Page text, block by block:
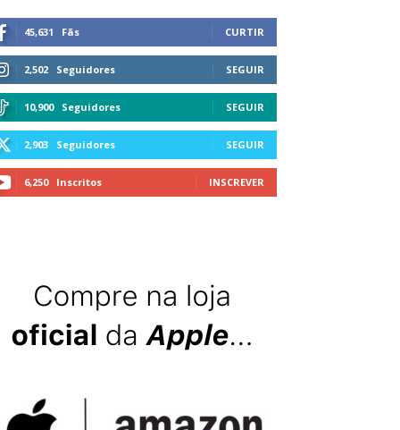
45,631 Fãs CURTIR
2,502 Seguidores SEGUIR
10,900 Seguidores SEGUIR
2,903 Seguidores SEGUIR
6,250 Inscritos INSCREVER